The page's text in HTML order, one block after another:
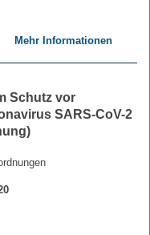
Mehr Informationen
Schutz vor
SARS-CoV-2